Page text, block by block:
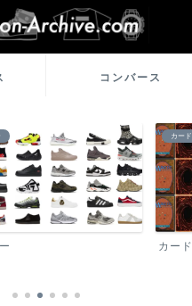
コンバース
カード
カード